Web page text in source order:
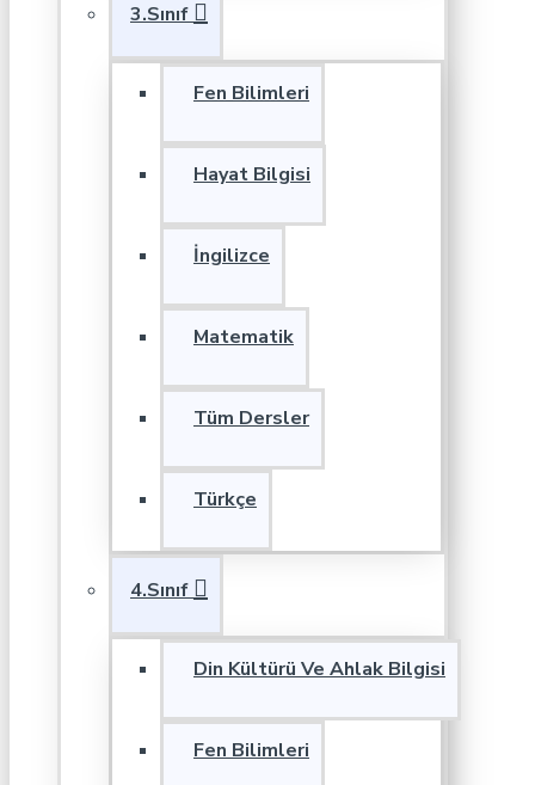
3.Sınıf
Fen Bilimleri
Hayat Bilgisi
İngilizce
Matematik
Tüm Dersler
Türkçe
4.Sınıf
Din Kültürü Ve Ahlak Bilgisi
Fen Bilimleri